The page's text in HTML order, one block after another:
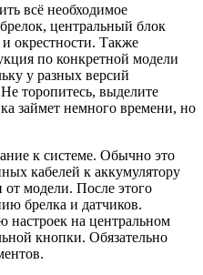
всё необходимое
центральный блок
окрестности. Также
по конкретной модели
у разных версий
торопитесь, выделите
займет немного времени, но
к системе. Обычно это
кабелей к аккумулятору
от модели. После этого
брелка и датчиков.
настроек на центральном
кнопки. Обязательно